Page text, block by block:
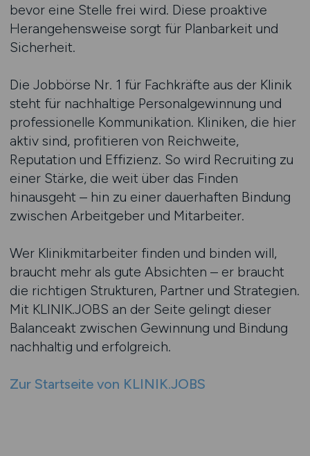
bevor eine Stelle frei wird. Diese proaktive
Herangehensweise sorgt für Planbarkeit und
Sicherheit.
Die Jobbörse Nr. 1 für Fachkräfte aus der Klinik
steht für nachhaltige Personalgewinnung und
professionelle Kommunikation. Kliniken, die hier
aktiv sind, profitieren von Reichweite,
Reputation und Effizienz. So wird Recruiting zu
einer Stärke, die weit über das Finden
hinausgeht – hin zu einer dauerhaften Bindung
zwischen Arbeitgeber und Mitarbeiter.
Wer Klinikmitarbeiter finden und binden will,
braucht mehr als gute Absichten – er braucht
die richtigen Strukturen, Partner und Strategien.
Mit KLINIK.JOBS an der Seite gelingt dieser
Balanceakt zwischen Gewinnung und Bindung
nachhaltig und erfolgreich.
Zur Startseite von KLINIK.JOBS